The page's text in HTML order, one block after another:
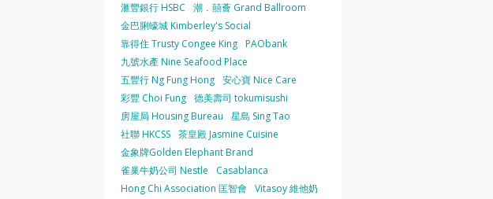
滙豐銀行 HSBC
潮．囍薈 Grand Ballroom
金巴脷蠔城 Kimberley's Social
靠得住 Trusty Congee King PAObank
九號水產 Nine Seafood Place
五豐行 Ng Fung Hong 安心寶 Nice Care
彩豐 Choi Fung 德美壽司 tokumisushi
房屋局 Housing Bureau
星島 Sing Tao
社聯 HKCSS 茶皇殿 Jasmine Cuisine
金象牌Golden Elephant Brand
雀巢牛奶公司 Nestle
Casablanca
Hong Chi Association 匡智會
Vitasoy 維他奶